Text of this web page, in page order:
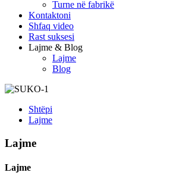
Turne në fabrikë
Kontaktoni
Shfaq video
Rast suksesi
Lajme & Blog
Lajme
Blog
Shtëpi
Lajme
Lajme
Lajme